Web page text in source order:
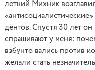
летний Михник
дентов. Спустя 30 лет
спрашивают у меня:
взбунто вались против
желали стать